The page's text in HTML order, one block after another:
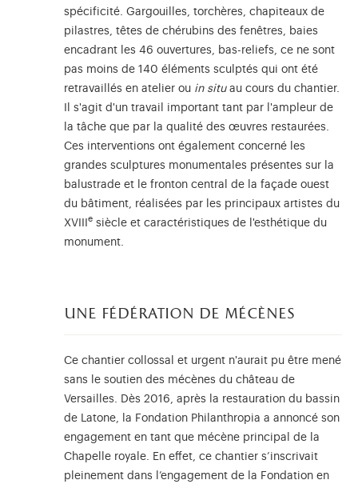
spécificité. Gargouilles, torchères, chapiteaux de
pilastres, têtes de chérubins des fenêtres, baies
encadrant les 46 ouvertures, bas-reliefs, ce ne sont
pas moins de 140 éléments sculptés qui ont été
retravaillés en atelier ou in situau cours du chantier.
Il s'agit d'un travail important tant par l'ampleur de
la tâche que par la qualité des œuvres restaurées.
Ces interventions ont également concerné les
grandes sculptures monumentales présentes sur la
balustrade et le fronton central de la façade ouest
du bâtiment, réalisées par les principaux artistes du
XVIII
e siècle et caractéristiques de l'esthétique du
monument.
une fédération de mécènes
Ce chantier collossal et urgent n'aurait pu être mené
sans le soutien des mécènes du château de
Versailles. Dès 2016, après la restauration du bassin
de Latone, la Fondation Philanthropia a annoncé son
engagement en tant que mécène principal de la
Chapelle royale. En effet, ce chantier s’inscrivait
pleinement dans l’engagement de la Fondation en